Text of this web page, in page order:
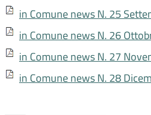
in Comune news N. 25
in Comune news N. 26
in Comune news N. 27
in Comune news N. 28